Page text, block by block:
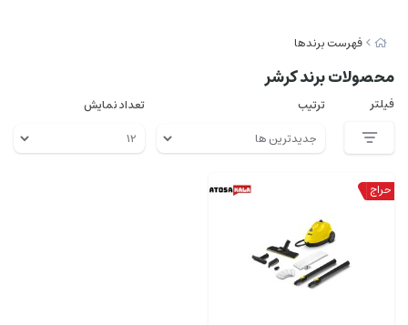
فهرست برندها
محصولات برند کرشر
فیلتر ترتیب تعداد نمایش